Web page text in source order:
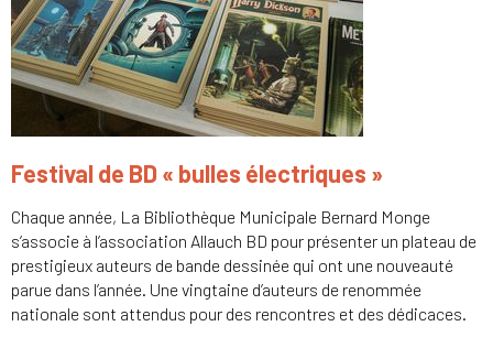
Festival de BD « bulles électriques »
Chaque année, La Bibliothèque Municipale Bernard Monge
s’associe à l’association Allauch BD pour présenter un plateau de
prestigieux auteurs de bande dessinée qui ont une nouveauté
parue dans l’année. Une vingtaine d’auteurs de renommée
nationale sont attendus pour des rencontres et des dédicaces.